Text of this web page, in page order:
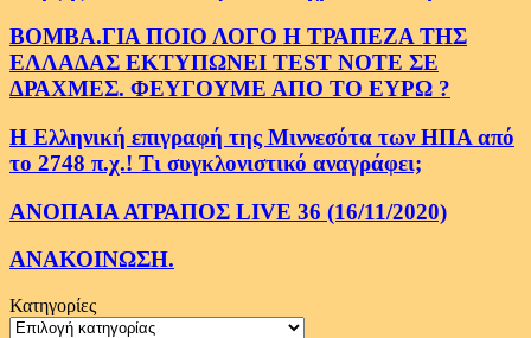
ΒΟΜΒΑ.ΓΙΑ ΠΟΙΟ ΛΟΓΟ Η ΤΡΑΠΕΖΑ ΤΗΣ
ΕΛΛΑΔΑΣ ΕΚΤΥΠΩΝΕΙ TEST NOTE ΣΕ
ΔΡΑΧΜΕΣ. ΦΕΥΓΟΥΜΕ ΑΠΟ ΤΟ ΕΥΡΩ ?
Η Ελληνική επιγραφή της Μιννεσότα των ΗΠΑ από
το 2748 π.χ.! Τι συγκλονιστικό αναγράφει;
ΑΝΟΠΑΙΑ ΑΤΡΑΠΟΣ LIVE 36 (16/11/2020)
ΑΝΑΚΟΙΝΩΣΗ.
Κατηγορίες
Κατηγορίες